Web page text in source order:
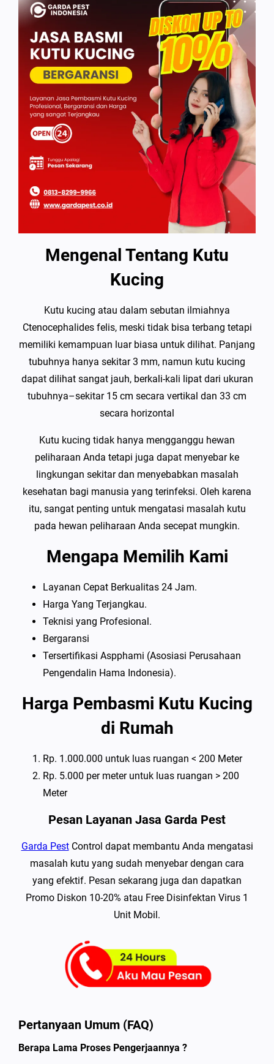
Mengenal Tentang Kutu
Kucing
Kutu kucing atau dalam sebutan ilmiahnya
Ctenocephalides felis, meski tidak bisa terbang tetapi
memiliki kemampuan luar biasa untuk dilihat. Panjang
tubuhnya hanya sekitar 3 mm, namun kutu kucing
dapat dilihat sangat jauh, berkali-kali lipat dari ukuran
tubuhnya–sekitar 15 cm secara vertikal dan 33 cm
secara horizontal
Kutu kucing tidak hanya mengganggu hewan
peliharaan Anda tetapi juga dapat menyebar ke
lingkungan sekitar dan menyebabkan masalah
kesehatan bagi manusia yang terinfeksi. Oleh karena
itu, sangat penting untuk mengatasi masalah kutu
pada hewan peliharaan Anda secepat mungkin.
Mengapa Memilih Kami
Layanan Cepat Berkualitas 24 Jam.
Harga Yang Terjangkau.
Teknisi yang Profesional.
Bergaransi
Tersertifikasi Aspphami (Asosiasi Perusahaan
Pengendalin Hama Indonesia).
Harga Pembasmi Kutu Kucing
di Rumah
Rp. 1.000.000 untuk luas ruangan < 200 Meter
Rp. 5.000 per meter untuk luas ruangan > 200
Meter
Pesan Layanan Jasa Garda Pest
Garda PestControl dapat membantu Anda mengatasi
masalah kutu yang sudah menyebar dengan cara
yang efektif. Pesan sekarang juga dan dapatkan
Promo Diskon 10-20% atau Free Disinfektan Virus 1
Unit Mobil.
Pertanyaan Umum (FAQ)
Berapa Lama Proses Pengerjaannya ?